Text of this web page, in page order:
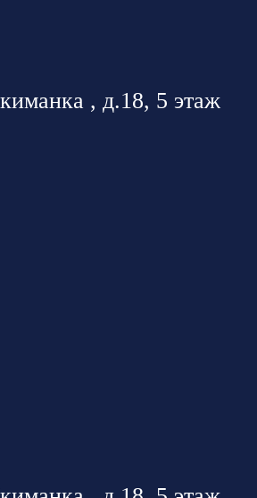
, д.18, 5 этаж